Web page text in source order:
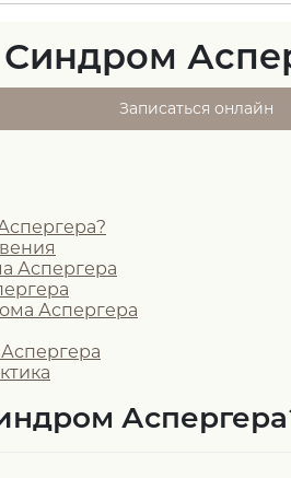
Синдром
Записаться онлайн
Аспергера
Аспергера